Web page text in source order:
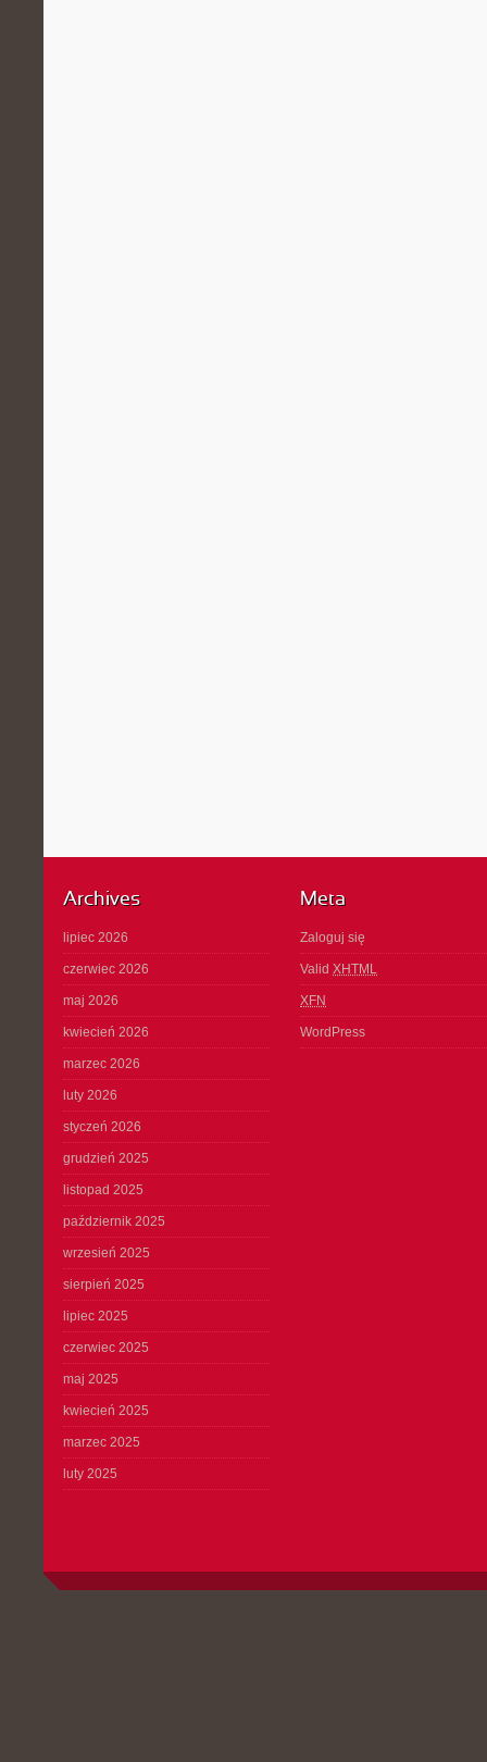
Archives
lipiec 2026
czerwiec 2026
maj 2026
kwiecień 2026
marzec 2026
luty 2026
styczeń 2026
grudzień 2025
listopad 2025
październik 2025
wrzesień 2025
sierpień 2025
lipiec 2025
czerwiec 2025
maj 2025
kwiecień 2025
marzec 2025
luty 2025
Meta
Zaloguj się
Valid XHTML
XFN
WordPress